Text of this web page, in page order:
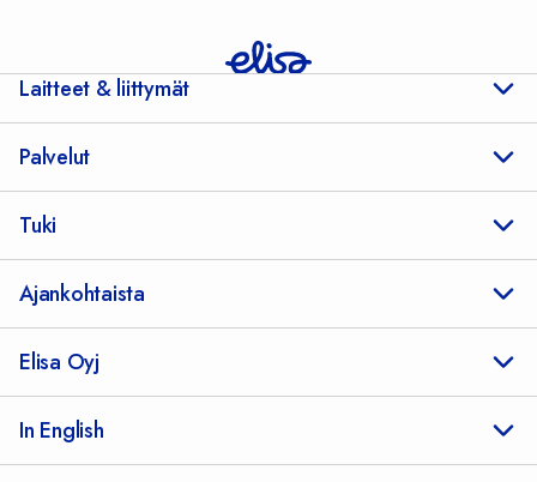
Laitteet & liittymät
Palvelut
Tuki
Ajankohtaista
Elisa Oyj
In English